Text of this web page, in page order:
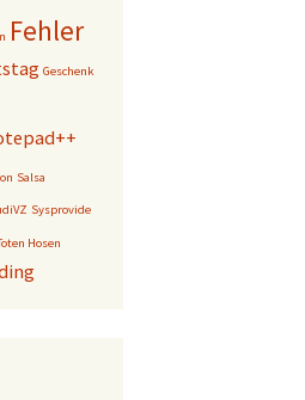
Fehler
Geschenk
Salsa
Sysprovide
Hosen